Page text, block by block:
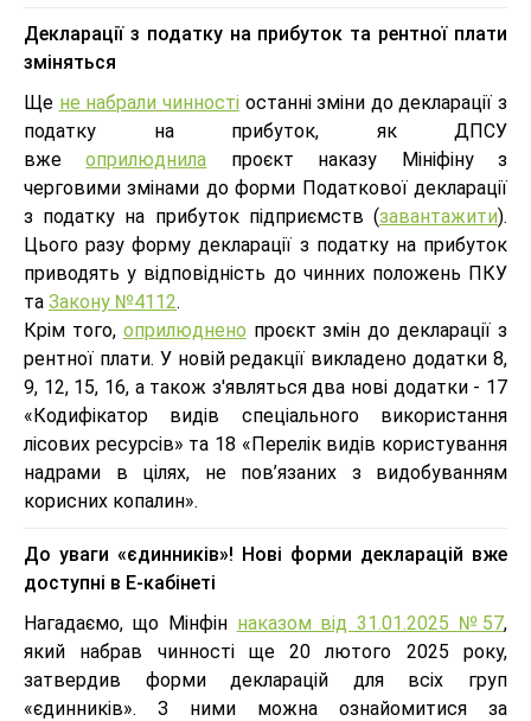
Декларації з податку на прибуток та рентної плати
зміняться
Ще не набрали чинностіостанні зміни до декларації з
податку на прибуток, як ДПСУ
вжеоприлюднила проєкт наказу Мініфіну з
черговими змінами до форми Податкової декларації
з податку на прибуток підприємств (завантажити).
Цього разу форму декларації з податку на прибуток
приводять у відповідність до чинних положень ПКУ
та Закону №4112.
Крім того, оприлюднено проєкт змін до декларації з
рентної плати. У новій редакції викладено додатки 8,
9, 12, 15, 16, а також з'являться два нові додатки - 17
«Кодифікатор видів спеціального використання
лісових ресурсів» та 18 «Перелік видів користування
надрами в цілях, не пов’язаних з видобуванням
корисних копалин».
До уваги «єдинників»! Нові форми декларацій вже
доступні в Е-кабінеті
Нагадаємо, що Мінфін наказом від 31.01.2025 №57,
який набрав чинності ще 20 лютого 2025 року,
затвердив форми декларацій для всіх груп
«єдинників». З ними можна ознайомитися за